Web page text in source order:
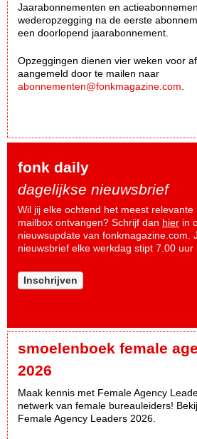
Jaarabonnementen en
wederopzegging na de eerste
een doorlopend jaarabonnement.
Opzeggingen dienen vier weken voor
aangemeld door te mailen naar
abonnementen@fonkmagazine.com
fonk daily
dagelijkse nieuwsbrief
Wil jij elke ochtend het meest
mailbox ontvangen? Schrijf dan hier in
nieuwsupdate van fonkmagazine.com.
nieuwsbrief elke werkdag stipt 7.00 uur
Inschrijven
smoelenboek female
2026
Maak kennis met Female Agency
netwerk van female bureauleiders!
Female Agency Leaders 2026.